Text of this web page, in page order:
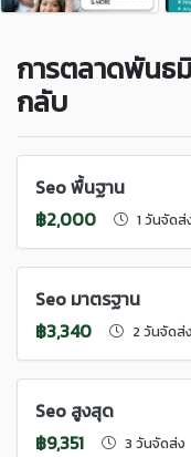
การตลาดพันธ
กลับ
Seo พื้นฐาน
฿2,000
1 วันจัดส่
Seo มาตรฐาน
฿3,340
2 วันจัดส่ง
Seo สูงสุด
฿9,351
3 วันจัดส่ง